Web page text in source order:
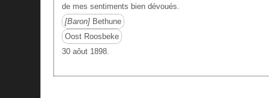
de mes sentiments bien dévoués.
Baron Bethune
Oost Roosbeke
30 aôut 1898.